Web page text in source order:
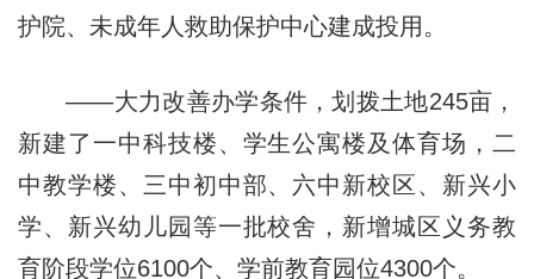
护院、未成年人救助保护中心建成投用。
——大力改善办学条件，划拨土地245亩，
新建了一中科技楼、学生公寓楼及体育场，二
中教学楼、三中初中部、六中新校区、新兴小
学、新兴幼儿园等一批校舍，新增城区义务教
育阶段学位6100个、学前教育园位4300个。